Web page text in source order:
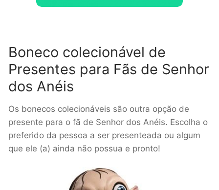
Boneco colecionável de
Presentes para Fãs de Senhor
dos Anéis
Os bonecos colecionáveis são outra opção de
presente para o fã de Senhor dos Anéis. Escolha o
preferido da pessoa a ser presenteada ou algum
que ele (a) ainda não possua e pronto!